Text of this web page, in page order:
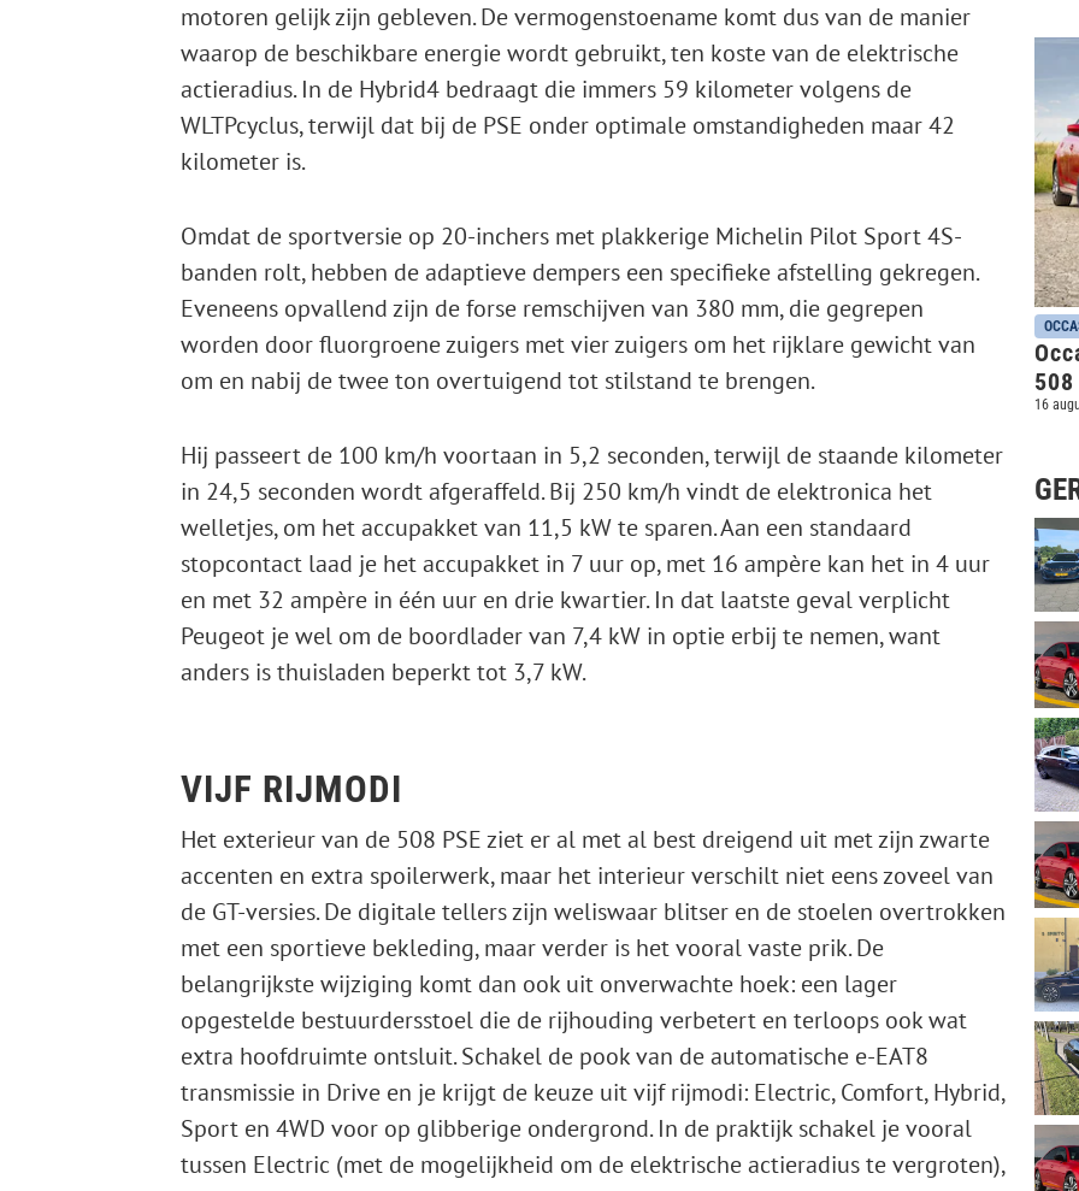
motoren gelijk zijn gebleven. De vermogenstoename komt dus van de manier
waarop de beschikbare energie wordt gebruikt, ten koste van de elektrische
actieradius. In de Hybrid4 bedraagt die immers 59 kilometer volgens de
WLTPcyclus, terwijl dat bij de PSE onder optimale omstandigheden maar 42
kilometer is.
Omdat de sportversie op 20-inchers met plakkerige Michelin Pilot Sport 4S-
banden rolt, hebben de adaptieve dempers een specifieke afstelling gekregen.
Eveneens opvallend zijn de forse remschijven van 380 mm, die gegrepen
worden door fluorgroene zuigers met vier zuigers om het rijklare gewicht van
om en nabij de twee ton overtuigend tot stilstand te brengen.
Hij passeert de 100 km/h voortaan in 5,2 seconden, terwijl de staande kilometer
in 24,5 seconden wordt afgeraffeld. Bij 250 km/h vindt de elektronica het
welletjes, om het accupakket van 11,5 kW te sparen. Aan een standaard
stopcontact laad je het accupakket in 7 uur op, met 16 ampère kan het in 4 uur
en met 32 ampère in één uur en drie kwartier. In dat laatste geval verplicht
Peugeot je wel om de boordlader van 7,4 kW in optie erbij te nemen, want
anders is thuisladen beperkt tot 3,7 kW.
VIJF RIJMODI
Het exterieur van de 508 PSE ziet er al met al best dreigend uit met zijn zwarte
accenten en extra spoilerwerk, maar het interieur verschilt niet eens zoveel van
de GT-versies. De digitale tellers zijn weliswaar blitser en de stoelen overtrokken
met een sportieve bekleding, maar verder is het vooral vaste prik. De
belangrijkste wijziging komt dan ook uit onverwachte hoek: een lager
opgestelde bestuurdersstoel die de rijhouding verbetert en terloops ook wat
extra hoofdruimte ontsluit. Schakel de pook van de automatische e-EAT8
transmissie in Drive en je krijgt de keuze uit vijf rijmodi: Electric, Comfort, Hybrid,
Sport en 4WD voor op glibberige ondergrond. In de praktijk schakel je vooral
tussen Electric (met de mogelijkheid om de elektrische actieradius te vergroten),
508
16